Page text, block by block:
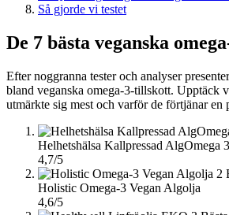
Så gjorde vi testet
De 7 bästa veganska
Efter noggranna tester och analyser
bland veganska omega-3-tillskott. Upptäck
utmärkte sig mest och varför de förtjänar en
Helhetshälsa Kallpressad AlgOmega 3
4,7/5
2
Holistic Omega-3 Vegan Algolja
4,6/5